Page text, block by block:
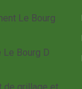
Le Bourg
Le Bourg D